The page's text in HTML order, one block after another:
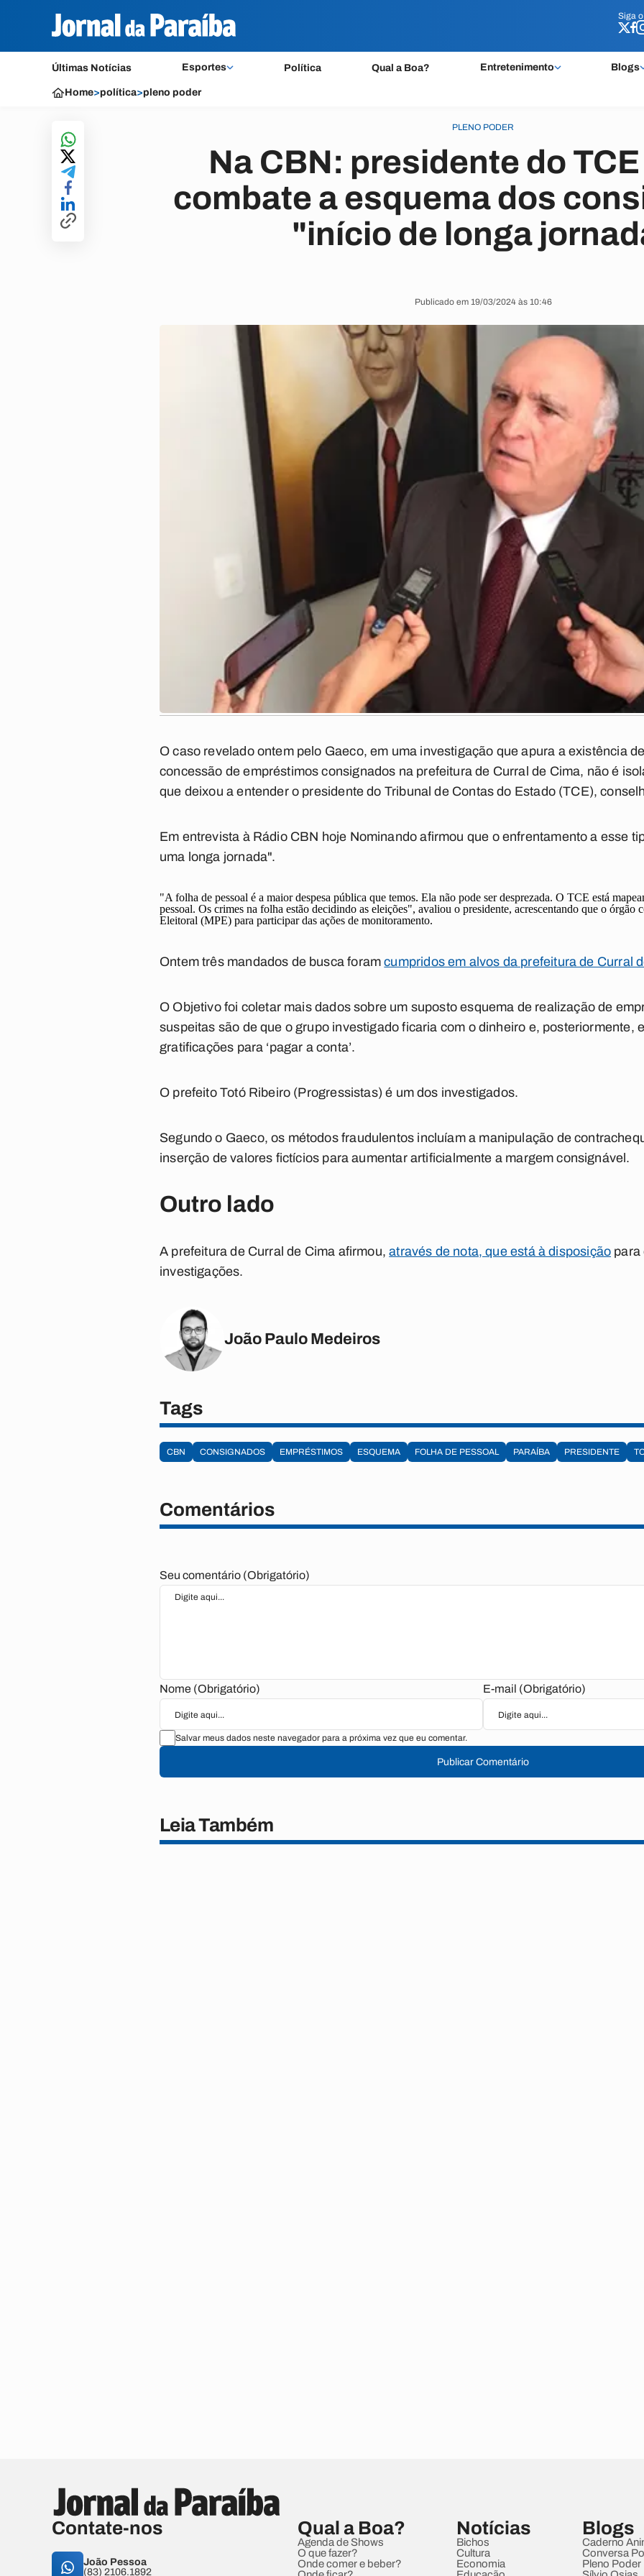
Siga
Últimas Notícias Esportes Política Qual a Boa? Entretenimento Blogs
Siga
Home>política>pleno poder
PLENO PODER
Na CBN: presidente do
combate a esquema dos
"início de longa
Publicado em 19/03/2024 às 10:46
O caso revelado ontem pelo Gaeco,em uma investigação que apura a existência
concessão de empréstimos consignados na prefeitura de Curral de Cima, não é
que deixou a entender o presidente do Tribunal de Contas do Estado (TCE),
Em entrevista à Rádio CBN hoje Nominando afirmou que o enfrentamento a esse
uma longa jornada".
"A folha de pessoal é a maior despesa pública que temos. Ela não pode ser desprezada. O TCE está
pessoal. Os crimes na folha estão decidindo as eleições", avaliou o presidente, acrescentando que o
Eleitoral (MPE) para participar das ações de monitoramento.
Ontem três mandados de busca foramcumpridos em alvos da prefeitura de Curral
O Objetivo foi coletar mais dados sobre um suposto esquema de realização de
suspeitas são de que o grupo investigado ficaria com o dinheiro e, posteriormente,
gratificações para ‘pagar a conta’.
O prefeito Totó Ribeiro (Progressistas) é um dos investigados.
Segundo o Gaeco, os métodos fraudulentos incluíam a manipulação de
inserção de valores fictícios para aumentar artificialmente a margem consignável.
Outro lado
A prefeitura de Curral de Cima afirmou,através de nota, que está à disposição para
investigações.
João Paulo Medeiros
Tags
CBN CONSIGNADOS EMPRÉSTIMOS ESQUEMA FOLHA DE PESSOAL PARAÍBA PRESIDENTE
Comentários
Seu comentário (Obrigatório)
Nome (Obrigatório) E-mail (Obrigatório)
Salvar meus dados neste navegador para a próxima vez que eu comentar.
Publicar Comentário
Leia Também
Contate-nos
João Pessoa
(83) 2106.1892
Qual a Boa?
Agenda de Shows
O que fazer?
Onde comer e beber?
Notícias
Bichos
Cultura
Economia
Blogs
Caderno
Conversa
Pleno Poder